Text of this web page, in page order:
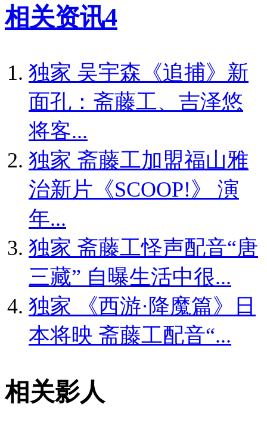
相关资讯4
独家 吴宇森《追捕》新
面孔：斋藤工、吉泽悠
将客...
独家 斋藤工加盟福山雅
治新片《SCOOP!》 演
年...
独家 斋藤工怪声配音“唐
三藏” 自曝生活中很...
独家
《西游·降魔篇》日
本将映 斋藤工配音“...
相关影人